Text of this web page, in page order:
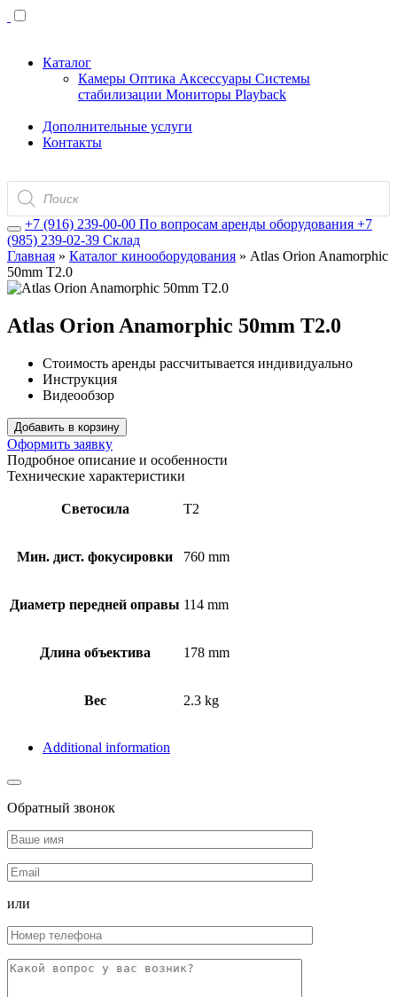
Каталог
Камеры Оптика Аксессуары Системы
стабилизации Мониторы Playback
Дополнительные услуги
Контакты
Поиск
товаров
+7 (916) 239-00-00 По вопросам аренды оборудования +7
(985) 239-02-39 Склад
Главная » Каталог кинооборудования » Atlas Orion Anamorphic
50mm T2.0
Atlas Orion Anamorphic 50mm T2.0
Стоимость аренды рассчитывается индивидуально
Инструкция
Видеообзор
Добавить в корзину
Оформить заявку
Подробное описание и особенности
Технические характеристики
Светосила T2
Мин. дист. фокусировки 760 mm
Диаметр передней оправы 114 mm
Длина объектива 178 mm
Вес 2.3 kg
Additional information
Обратный звонок
или